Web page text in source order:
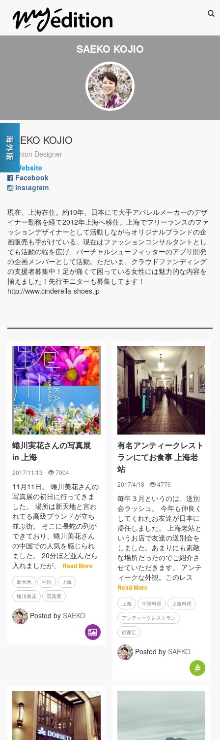
SAEKO KOJIO
SAEKO KOJIO
Fashion Designer
Website
Facebook
Instagram
現在、上海在住。約10年、日本にて大手アパレルメーカーのデザ
イナー勤務を経て2012年上海へ移住。上海でフリーランスのファ
ッションデザイナーとして活動しながらオリジナルブランドの企
画販売も手がけている。現在はファッションコンサルタントとし
ても活動の幅を広げ、バーチャルシューフィッターのアプリ開発
の企画メンバーとして活動。ただいま、クラウドファンディング
の支援者募集中！足が痛くて困っている女性には魅力的な内容を
揃えました！先行モニターも募集してます！
http://www.cinderella-shoes.jp
蜷川実花さんの写真展
in 上海
2017/11/13 7004
11月11日。 蜷川美花さんの
写真展の初日に行ってきま
した。 場所は新天地と言わ
れてる高級ブランドが立ち
並ぶ街。 そこに長蛇の列が
できており、蜷川美花さん
の中国での人気を感じられ
ました。 20分ほど並んだら
入れましたが、
Read More
新天地 中国 上海
蜷川美花 写真展
Posted by SAEKO
有名アンティークレスト
ランにてお食事 上海老
站
2017/4/18 4776
毎年３月というのは、送別
会ラッシュ。 今年も仲良く
してくれたお友達が日本に
帰任しました。 上海老站と
いうお店で友達の送別会を
しました。あまりにも素敵
な場所だったのでご紹介さ
せていただきます。 アンテ
ィークな外観。このレス
Read More
上海 中華料理 上海料理
アンティークレストラン
徐家汇
Posted by SAEKO